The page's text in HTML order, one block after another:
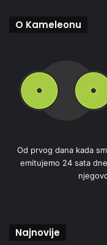
O Kameleonu
Od prvog dana kada
emitujemo 24 sata
Najnovije